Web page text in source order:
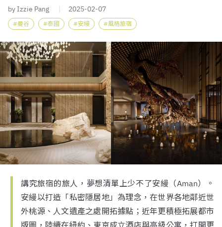
by Izzie Pang 2025-02-07
曼谷 泰國 安縵 風格旅宿
講究旅宿的旅人，夢想清單上少不了安縵（Aman）。
安縵以打造「私密隱居地」為理念，在世界各地鄰近世
外桃源、人文遺產之處開拓據點；近年更積極拓展都市
版圖，陸續在紐約、東京成立酒店與高級公寓，打開更